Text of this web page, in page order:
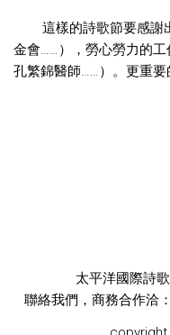
這樣的詩歌節要感謝出
金會……），勞心勞力的
孔繁錦醫師……）。更重
太平洋國際詩
聯絡我們，商務合作洽